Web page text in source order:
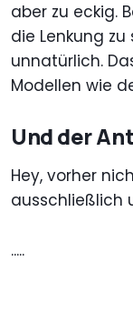
aber zu eckig.
die Lenkung
unnatürlich.
Modellen wie
Und der
Hey, vorher
ausschließlich
.....